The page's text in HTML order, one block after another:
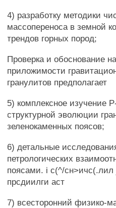
4) разработку методики
массопереноса в земной
трендов горных пород;
Проверка и обоснование
приложимости
гранулитов предполагает
5) комплексное изучение
структурной эволюции
зеленокаменных поясов;
6) детальные
петрологических
поясами. i с(^/
прсдиилги аст
7) всесторонний физико-